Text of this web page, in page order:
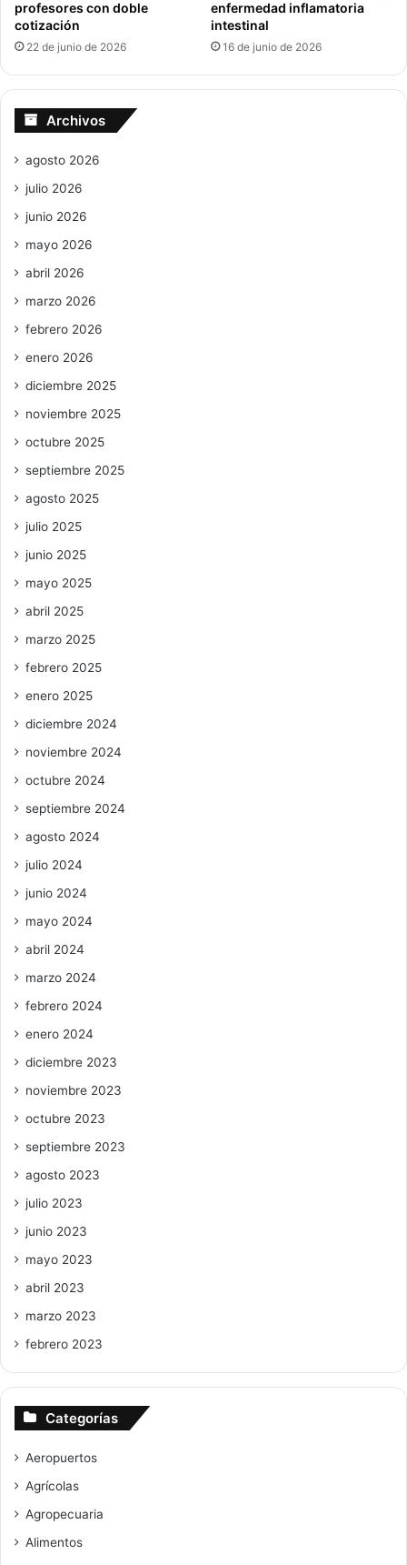
profesores con doble
cotización
22 de junio de 2026
enfermedad inflamatoria
intestinal
16 de junio de 2026
Archivos
agosto 2026
julio 2026
junio 2026
mayo 2026
abril 2026
marzo 2026
febrero 2026
enero 2026
diciembre 2025
noviembre 2025
octubre 2025
septiembre 2025
agosto 2025
julio 2025
junio 2025
mayo 2025
abril 2025
marzo 2025
febrero 2025
enero 2025
diciembre 2024
noviembre 2024
octubre 2024
septiembre 2024
agosto 2024
julio 2024
junio 2024
mayo 2024
abril 2024
marzo 2024
febrero 2024
enero 2024
diciembre 2023
noviembre 2023
octubre 2023
septiembre 2023
agosto 2023
julio 2023
junio 2023
mayo 2023
abril 2023
marzo 2023
febrero 2023
Categorías
Aeropuertos
Agrícolas
Agropecuaria
Alimentos